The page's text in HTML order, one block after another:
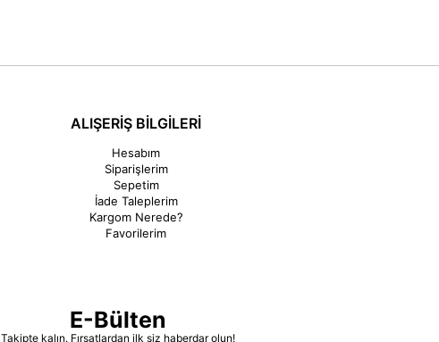
ALIŞERİŞ BİLGİLERİ
Hesabım
Siparişlerim
Sepetim
İade Taleplerim
Kargom Nerede?
Favorilerim
E-Bülten
Takipte kalın. Fırsatlardan ilk siz haberdar olun!